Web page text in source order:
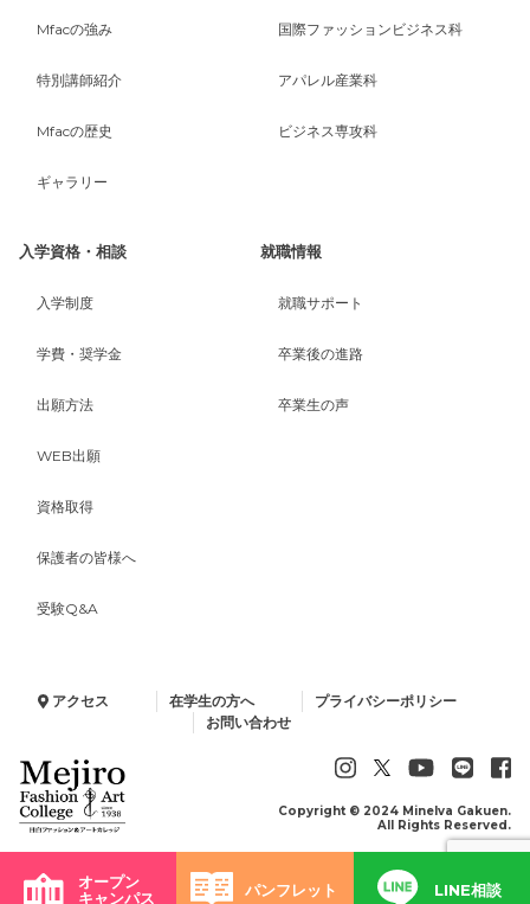
オープン
キャンパス
パンフレット LINE相談
Mfacの強み
特別講師紹介
Mfacの歴史
ギャラリー
国際ファッションビジネス科
アパレル産業科
ビジネス専攻科
入学資格・相談
入学制度
学費・奨学金
出願方法
WEB出願
資格取得
保護者の皆様へ
受験Q&A
就職情報
就職サポート
卒業後の進路
卒業生の声
アクセス 在学生の方へ
プライバシーポリシー
お問い合わせ
Copyright © 2024 Minelva Gakuen.
All Rights Reserved.